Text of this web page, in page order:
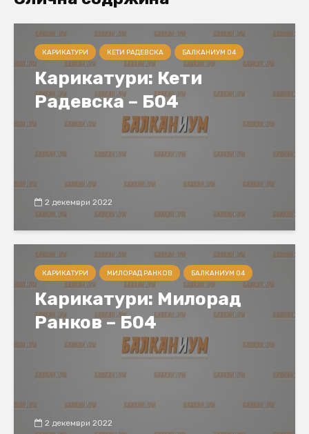
КАРИКАТУРИ КЕТИ РАДЕВСКА БАЛКАНИУМ 04
Карикатури: Кети
Радевска – Б04
2 декември 2022
КАРИКАТУРИ МИЛОРАД РАНКОВ БАЛКАНИУМ 04
Карикатури: Милорад
Ранков – Б04
2 декември 2022